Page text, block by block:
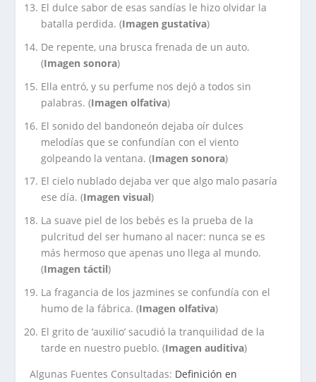
El dulce sabor de esas sandías le hizo olvidar la
batalla perdida. (Imagen gustativa)
De repente, una brusca frenada de un auto.
(Imagen sonora)
Ella entró, y su perfume nos dejó a todos sin
palabras. (Imagen olfativa)
El sonido del bandoneón dejaba oír dulces
melodías que se confundían con el viento
golpeando la ventana. (Imagen sonora)
El cielo nublado dejaba ver que algo malo pasaría
ese día. (Imagen visual)
La suave piel de los bebés es la prueba de la
pulcritud del ser humano al nacer: nunca se es
más hermoso que apenas uno llega al mundo.
(Imagen táctil)
La fragancia de los jazmines se confundía con el
humo de la fábrica. (Imagen olfativa)
El grito de ‘auxilio’ sacudió la tranquilidad de la
tarde en nuestro pueblo. (Imagen auditiva)
Algunas Fuentes Consultadas: Definición en